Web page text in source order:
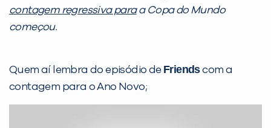
contagem regressiva paraa Copa do Mundo
começou.
Quem aí lembra do episódio de Friendscom a
contagem para o Ano Novo;